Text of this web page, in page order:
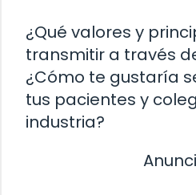
¿Qué valores y
transmitir a través
¿Cómo te gustaría
tus pacientes y
industria?